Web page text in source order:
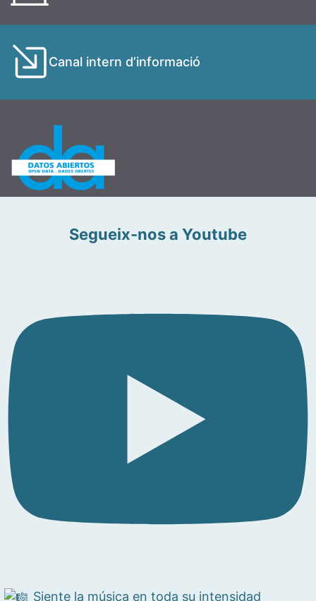
Canal intern d’informació
Segueix-nos a Youtube
Siente la música en toda su intensidad